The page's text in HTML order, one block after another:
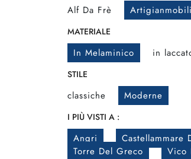
Alf Da Frè Artigianmobili
MATERIALE
In Melaminico in
STILE
classiche Moderne
I PIÙ VISTI A :
Angri Castellammare
Torre Del Greco
Vico